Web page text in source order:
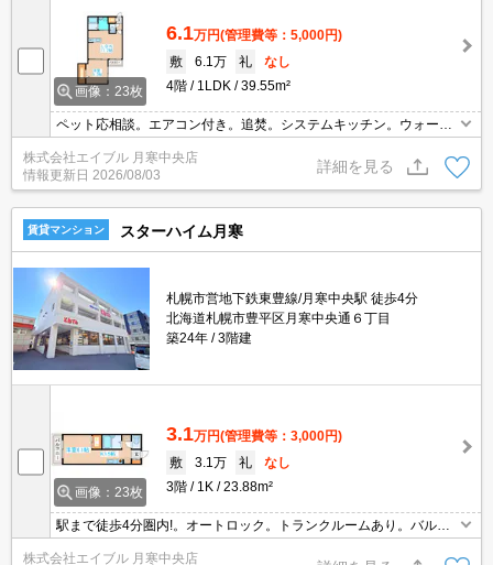
画像：23枚
6.1万円(管理費等：5,000円)
敷
6.1万 礼
なし
4階
1LDK 39.55m²
ペット応相談。エアコン付き。追焚。システムキッチン。ウォーク
ット決済可。TVインターホン付き。ペット飼育の場合、消臭料33,0
00円。
株式会社エイブル 月寒中央店
情報更新日 2026/08/03
詳細を見る
賃貸マンション スターハイム月寒
札幌市営地下鉄東豊線/月寒中央駅 徒歩4分
北海道札幌市豊平区月寒中央通６丁目
築24年
3階建
画像：23枚
3.1万円(管理費等：3,000円)
敷
3.1万 礼
なし
3階
1K 23.88m²
駅まで徒歩4分圏内!。オートロック。トランクルームあり。バルコ
境。快適な住環境。初期費用・家賃カード払い可。引越指定業者あ
株式会社エイブル 月寒中央店